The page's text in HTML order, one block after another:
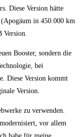
Diese Version hätte
in 450.000 km
Booster, sondern die
bei
Diese Version kommt
Version.
zu verwenden.
vor allem